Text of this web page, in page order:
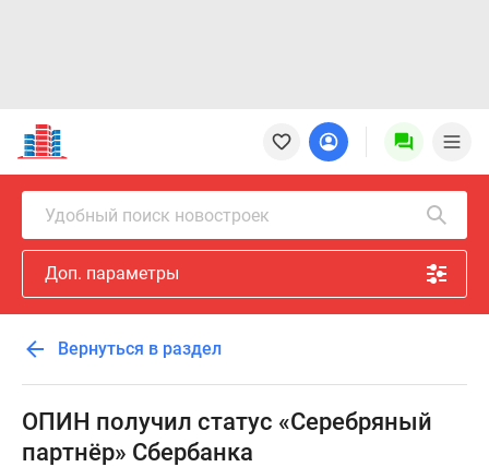
Новостройки
Квартиры
Ипотека
Новостройки
Москвы
Новостройки
Подмосковья
Новостройки
Москвы
Готовые
новостройки
Новостройки
Удобный поиск новостроек
Доп. параметры
Вернуться в раздел
ОПИН получил статус «Серебряный
партнёр» Сбербанка